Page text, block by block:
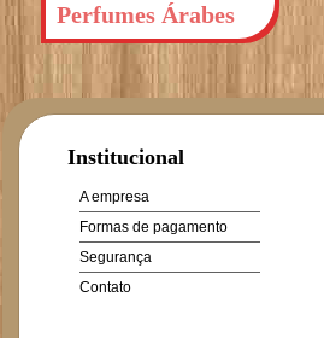
Perfumes Árabes
Institucional
A empresa
Formas de pagamento
Segurança
Contato